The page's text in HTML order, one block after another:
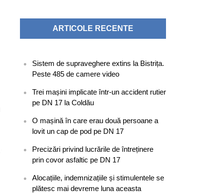
ARTICOLE RECENTE
Sistem de supraveghere extins la Bistrița.
Peste 485 de camere video
Trei mașini implicate într-un accident rutier
pe DN 17 la Coldău
O mașină în care erau două persoane a
lovit un cap de pod pe DN 17
Precizări privind lucrările de întreținere
prin covor asfaltic pe DN 17
Alocațiile, indemnizațiile și stimulentele se
plătesc mai devreme luna aceasta